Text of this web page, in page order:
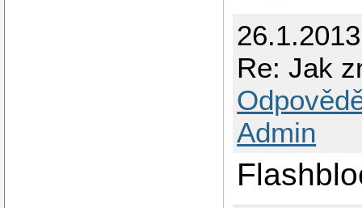
Re: Jak
Admin